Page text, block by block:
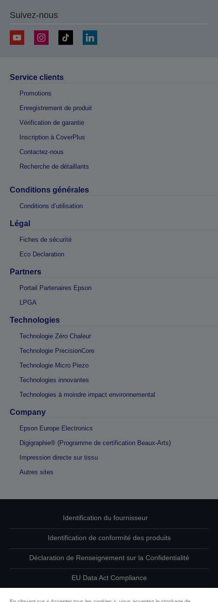
Suivez-nous
Service clients
Promotions
Enregistrement de produit
Vérification de garantie
Inscription à CoverPlus
Contactez-nous
Recherche de détaillants
Conditions générales
Conditions d’utilisation
Légal
Fiches de sécurité
Eco Declaration
Partners
Portail Partenaires Epson
LPGA
Technologies
Technologie Zéro Chaleur
Technologie PrecisionCore
Technologie Micro Piezo
Technologies innovantes
Technologies à moindre impact environnemental
Company
Epson Europe Electronics
Digigraphie® (Programme de certification Beaux-Arts)
Impression directe sur tissu
Autres sites
Identification du fournisseur
Identification de conformité des produits
Déclaration de Renseignement sur la Confidentialité
EU Data Act Compliance